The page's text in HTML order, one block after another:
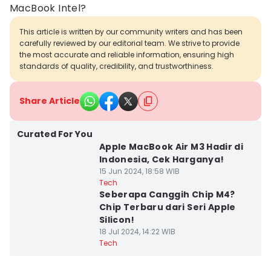
MacBook Intel?
This article is written by our community writers and has been
carefully reviewed by our editorial team. We strive to provide
the most accurate and reliable information, ensuring high
standards of quality, credibility, and trustworthiness.
Share Article
Curated For You
Apple MacBook Air M3 Hadir di
Indonesia, Cek Harganya!
15 Jun 2024, 18:58 WIB
Tech
Seberapa Canggih Chip M4?
Chip Terbaru dari Seri Apple
Silicon!
18 Jul 2024, 14:22 WIB
Tech